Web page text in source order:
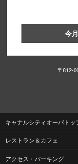
今
〒812-
キャナルシティオーパトッ
レストラン＆カフェ
アクセス・パーキング